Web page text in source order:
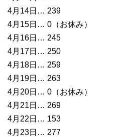
4月14日… 239
4月15日… 0（お休み）
4月16日… 245
4月17日… 250
4月18日… 259
4月19日… 263
4月20日… 0（お休み）
4月21日… 269
4月22日… 153
4月23日… 277